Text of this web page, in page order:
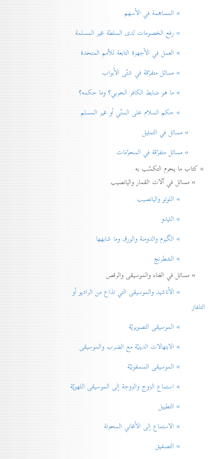
» المساهمة في الأسهم
» رفع الخصومات لدی السلطة غير المسلمة
» العمل في الأجهزة التابعة للاُمم المتحدة
» مسائل متفرّقة في شتّی الأبواب
» ما هو ضابط الكافر الحربي؟ وما حكمه؟
» حكم السلام علی السنّي أو غير المسلم
» مسائل في التمثيل
» مسائل متفرّقة في المحرّمات
» كتاب ما يحرم التكسّب به
» مسائل في آلات القمار واليانصيب
» اللوتو واليانصيب
» الليدو
» الگيرم والدومنة والورق وما شابهها
» الشطرنج
» مسائل في الغناء والموسيقى والرقص
» الأناشيد والموسيقی التي تذاع من الراديو أو
التلفاز
» الموسيقى التصويريّة
» الابتهالات الدينيّة مع الضرب والموسيقى
» الموسيقى السمفونيّة
» استماع الزوج والزوجة إلى الموسيقى اللهويّة
» التطبيل
» الاستماع إلى الأغاني المحزنة
» التصفيق